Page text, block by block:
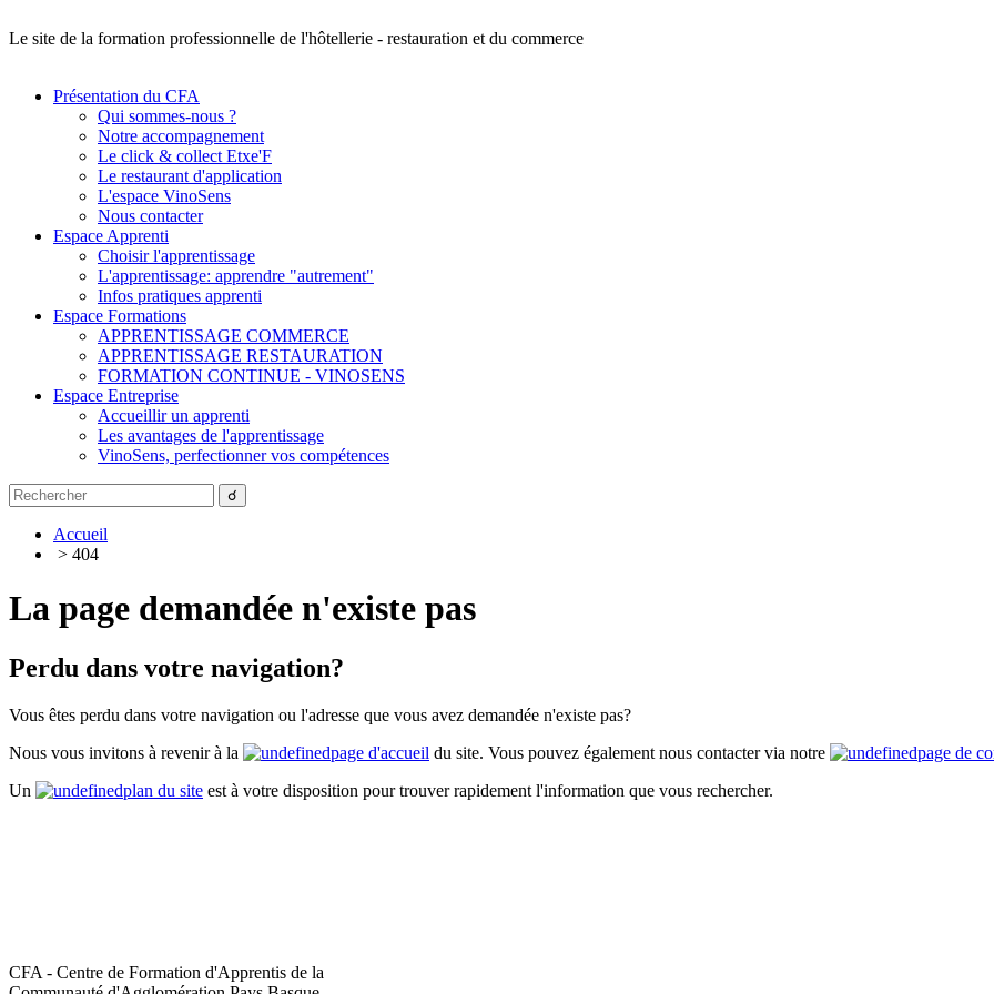
Le site de la formation professionnelle de l'hôtellerie - restauration et du commerce
Présentation du CFA
Qui sommes-nous ?
Notre accompagnement
Le click & collect Etxe'F
Le restaurant d'application
L'espace VinoSens
Nous contacter
Espace Apprenti
Choisir l'apprentissage
L'apprentissage: apprendre "autrement"
Infos pratiques apprenti
Espace Formations
APPRENTISSAGE COMMERCE
APPRENTISSAGE RESTAURATION
FORMATION CONTINUE - VINOSENS
Espace Entreprise
Accueillir un apprenti
Les avantages de l'apprentissage
VinoSens, perfectionner vos compétences
Accueil
> 404
La page demandée n'existe pas
Perdu dans votre navigation?
Vous êtes perdu dans votre navigation ou l'adresse que vous avez demandée n'existe pas?
Nous vous invitons à revenir à la
page d'accueil du site. Vous pouvez également nous contacter via notre page de
Un
plan du site est à votre disposition pour trouver rapidement l'information que vous rechercher.
CFA - Centre de Formation d'Apprentis de la